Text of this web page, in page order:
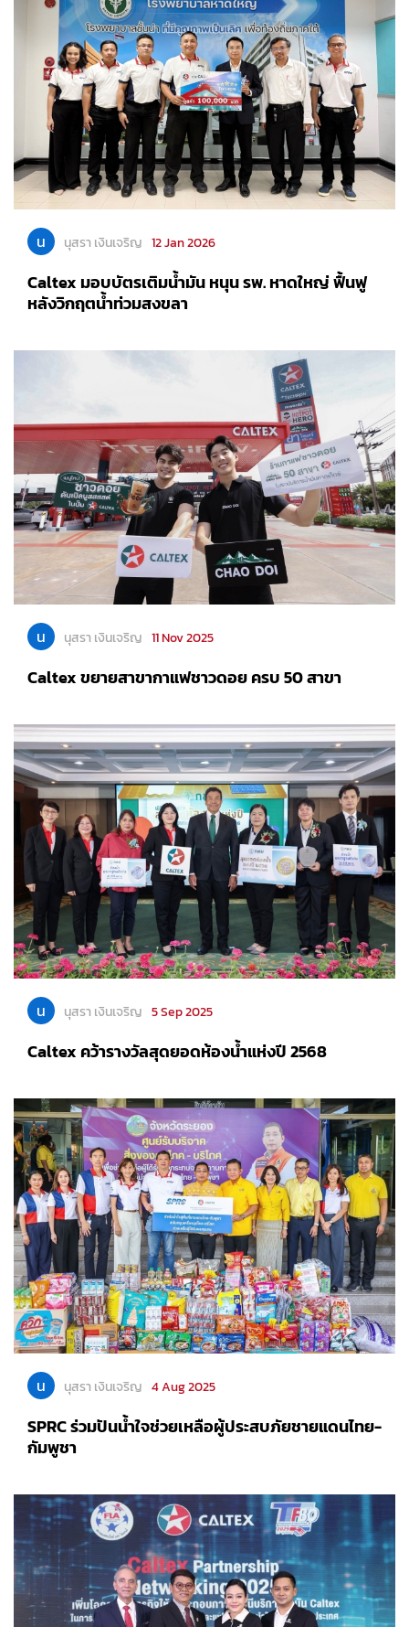
น นุสรา เงินเจริญ 12 Jan 2026
Caltex มอบบัตรเติมน้ำมัน หนุน รพ. หาดใหญ่ ฟื้นฟู
หลังวิกฤตน้ำท่วมสงขลา
น นุสรา เงินเจริญ 11 Nov 2025
Caltex ขยายสาขากาแฟชาวดอย ครบ 50 สาขา
น นุสรา เงินเจริญ 5 Sep 2025
Caltex คว้ารางวัลสุดยอดห้องน้ำแห่งปี 2568
น นุสรา เงินเจริญ 4 Aug 2025
SPRC ร่วมปันน้ำใจช่วยเหลือผู้ประสบภัยชายแดนไทย-
กัมพูชา